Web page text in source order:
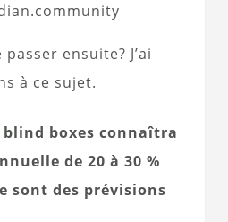
ensuite? J’ai
à ce sujet.
blind boxes connaîtra
de 20 à 30 %
sont des prévisions